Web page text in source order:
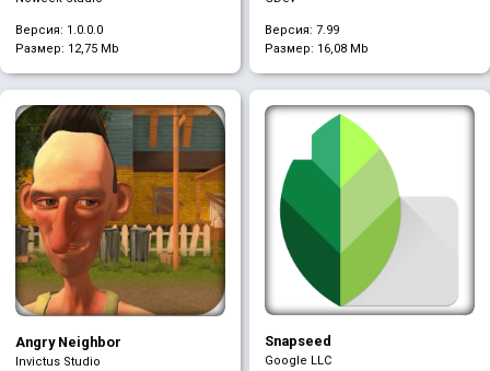
Версия: 1.0.0.0
Размер: 12,75 Mb
Версия: 7.99
Размер: 16,08 Mb
Angry Neighbor
Invictus Studio
Snapseed
Google LLC